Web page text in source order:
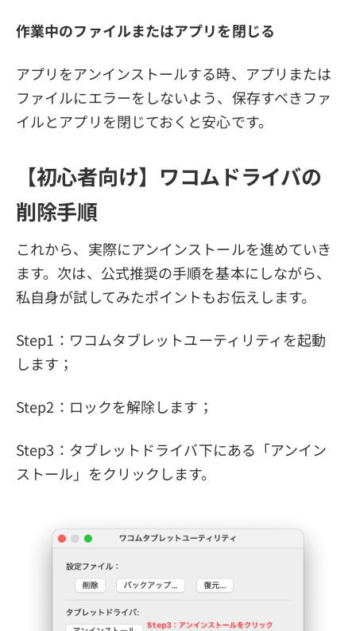
作業中のファイルまたはアプリを閉じる
アプリをアンインストールする時、アプリまたは
ファイルにエラーをしないよう、保存すべきファ
イルとアプリを閉じておくと安心です。
【初心者向け】ワコムドライバの
削除手順
これから、実際にアンインストールを進めていき
ます。次は、公式推奨の手順を基本にしながら、
私自身が試してみたポイントもお伝えします。
Step1：ワコムタブレットユーティリティを起動
します；
Step2：ロックを解除します；
Step3：タブレットドライバ下にある「アンイン
ストール」をクリックします。